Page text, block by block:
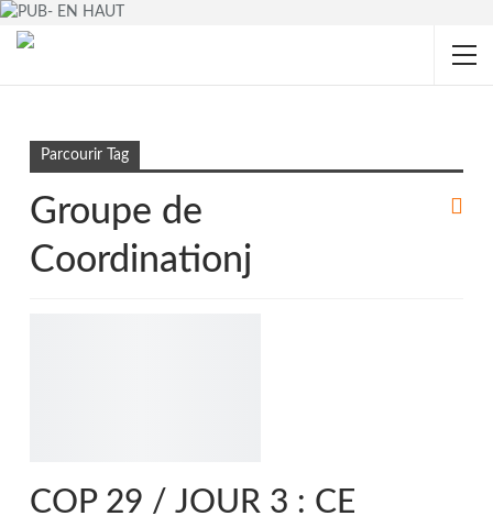
Parcourir Tag
Groupe de
Coordinationj
COP 29 / JOUR 3 : CE